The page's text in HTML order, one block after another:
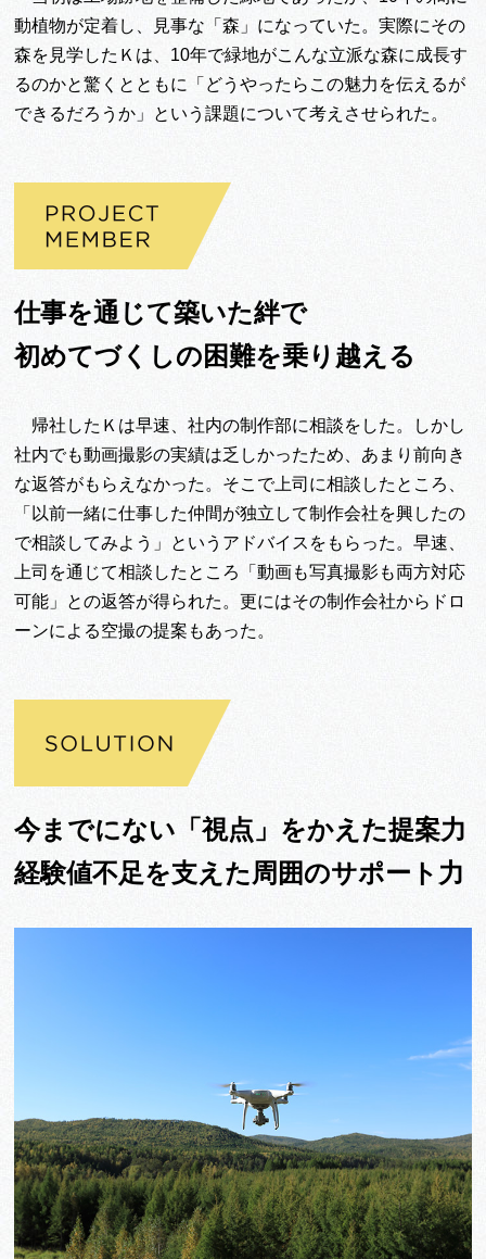
動植物が定着し、見事な「森」になっていた。実際にその
森を見学したＫは、10年で緑地がこんな立派な森に成長す
るのかと驚くとともに「どうやったらこの魅力を伝えるが
できるだろうか」という課題について考えさせられた。
仕事を通じて築いた絆で
初めてづくしの困難を乗り越える
帰社したＫは早速、社内の制作部に相談をした。しかし
社内でも動画撮影の実績は乏しかったため、あまり前向き
な返答がもらえなかった。そこで上司に相談したところ、
「以前一緒に仕事した仲間が独立して制作会社を興したの
で相談してみよう」というアドバイスをもらった。早速、
上司を通じて相談したところ「動画も写真撮影も両方対応
可能」との返答が得られた。更にはその制作会社からドロ
ーンによる空撮の提案もあった。
今までにない「視点」をかえた提案力
経験値不足を支えた周囲のサポート力